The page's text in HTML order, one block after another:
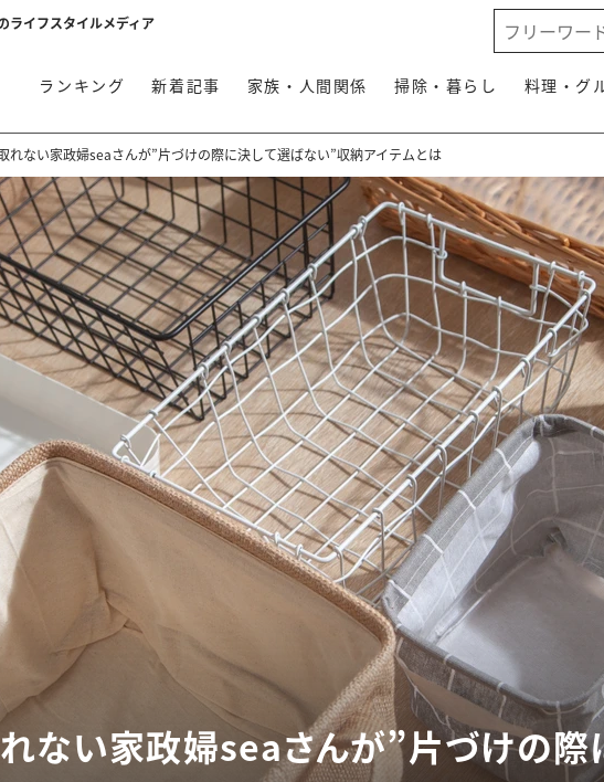
ライフスタイルメディア
ランキング 新着記事 家族・人間関係 掃除・暮らし 料理・グ
れない家政婦seaさんが”片づけの際に決して選ばない”収納アイテムとは
ない家政婦seaさんが”片づけの際